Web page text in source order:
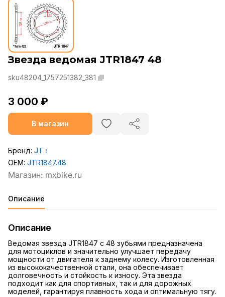
Звезда ведомая JTR1847 48
sku48204_1757251382_381
3 000 ₽
В магазин
Бренд: JT ℹ️
OEM: JTR1847.48
Описание
Описание
Ведомая звезда JTR1847 с 48 зубьями предназначена
для мотоциклов и значительно улучшает передачу
мощности от двигателя к заднему колесу. Изготовленная
из высококачественной стали, она обеспечивает
долговечность и стойкость к износу. Эта звезда
подходит как для спортивных, так и для дорожных
моделей, гарантируя плавность хода и оптимальную тягу.